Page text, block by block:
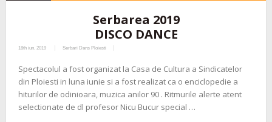
Serbarea 2019
DISCO DANCE
18th iun. 2019 Serbari Dans Ploiesti
Spectacolul a fost organizat la Casa de Cultura a Sindicatelor
din Ploiesti in luna iunie si a fost realizat ca o enciclopedie a
hiturilor de odinioara, muzica anilor 90 . Ritmurile alerte atent
selectionate de dl profesor Nicu Bucur special …